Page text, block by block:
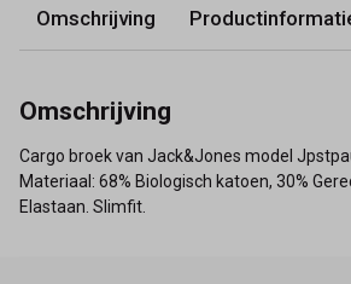
Omschrijving
Omschrijving
Cargo broek van Jack&Jones model
Materiaal: 68% Biologisch katoen, 30%
Elastaan. Slimfit.